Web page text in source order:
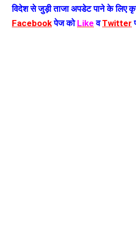
विदेश से जुड़ी ताजा अपडेट पाने के लिए
Facebookपेज को Like वTwitter